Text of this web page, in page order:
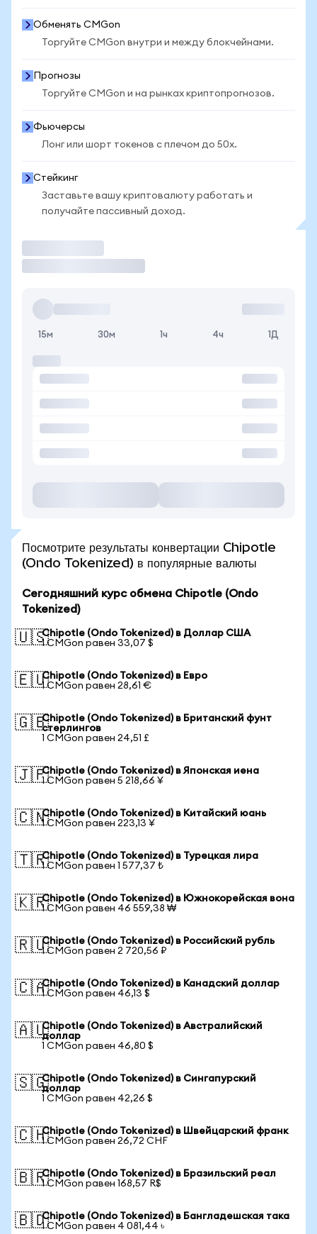
Обменять CMGon
Торгуйте CMGon внутри и между блокчейнами.
Прогнозы
Торгуйте CMGon и на рынках криптопрогнозов.
Фьючерсы
Лонг или шорт токенов с плечом до 50x.
Стейкинг
Заставьте вашу криптовалюту работать и
получайте пассивный доход.
15м 30м 1ч 4ч 1Д
Посмотрите результаты конвертации Chipotle
(Ondo Tokenized) в популярные валюты
Сегодняшний курс обмена Chipotle (Ondo
Tokenized)
🇺🇸Chipotle (Ondo Tokenized) в Доллар США
1 CMGon равен 33,07 $
🇪🇺Chipotle (Ondo Tokenized) в Евро
1 CMGon равен 28,61 €
🇬🇧Chipotle (Ondo Tokenized) в Британский фунт
стерлингов
1 CMGon равен 24,51 £
🇯🇵Chipotle (Ondo Tokenized) в Японская иена
1 CMGon равен 5 218,66 ¥
🇨🇳Chipotle (Ondo Tokenized) в Китайский юань
1 CMGon равен 223,13 ¥
🇹🇷Chipotle (Ondo Tokenized) в Турецкая лира
1 CMGon равен 1 577,37 ₺
🇰🇷Chipotle (Ondo Tokenized) в Южнокорейская вона
1 CMGon равен 46 559,38 ₩
🇷🇺Chipotle (Ondo Tokenized) в Российский рубль
1 CMGon равен 2 720,56 ₽
🇨🇦Chipotle (Ondo Tokenized) в Канадский доллар
1 CMGon равен 46,13 $
🇦🇺Chipotle (Ondo Tokenized) в Австралийский
доллар
1 CMGon равен 46,80 $
🇸🇬Chipotle (Ondo Tokenized) в Сингапурский
доллар
1 CMGon равен 42,26 $
🇨🇭Chipotle (Ondo Tokenized) в Швейцарский франк
1 CMGon равен 26,72 CHF
🇧🇷Chipotle (Ondo Tokenized) в Бразильский реал
1 CMGon равен 168,57 R$
🇧🇩Chipotle (Ondo Tokenized) в Бангладешская така
1 CMGon равен 4 081,44 ৳